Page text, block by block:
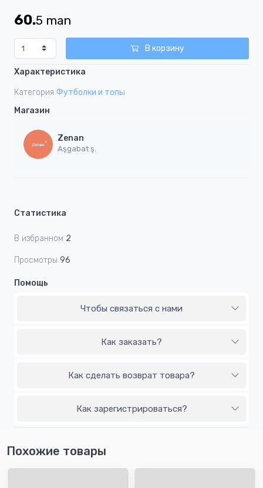
1
60.5 man
В корзину
Характеристика
Категория Футболки и топы
Магазин
Zenan
Aşgabat ş.
Статистика
В избранном 2
Просмотры 96
Помощь
Чтобы связаться с нами
Как заказать?
Как сделать возврат товара?
Как зарегистрироваться?
Похожие товары